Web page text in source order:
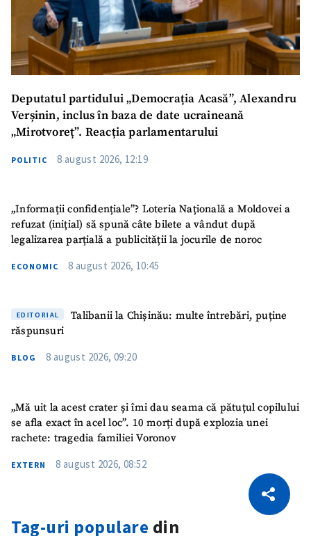
Copiază Link
Deputatul partidului „Democrația Acasă”, Alexandru
Verșinin, inclus în baza de date ucraineană
„Mirotvoreț”. Reacția parlamentarului
POLITIC 8 august 2026, 12:19
„Informații confidențiale”? Loteria Națională a Moldovei a
refuzat (inițial) să spună câte bilete a vândut după
legalizarea parțială a publicității la jocurile de noroc
ECONOMIC 8 august 2026, 10:45
EDITORIAL
Talibanii la Chișinău: multe întrebări, puține
răspunsuri
BLOG 8 august 2026, 09:20
„Mă uit la acest crater și îmi dau seama că pătuțul copilului
se afla exact în acel loc”. 10 morți după explozia unei
rachete: tragedia familiei Voronov
EXTERN 8 august 2026, 08:52
Tag-uri populare din